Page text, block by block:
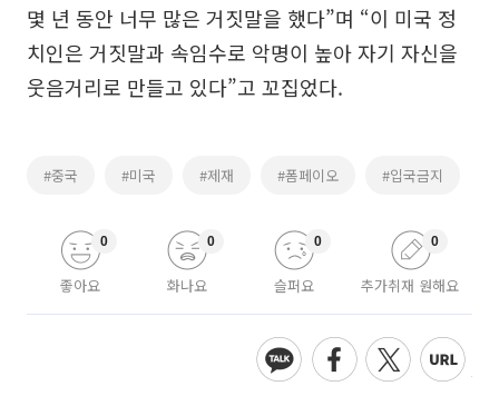
몇 년 동안 너무 많은 거짓말을 했다”며 “이 미국 정
치인은 거짓말과 속임수로 악명이 높아 자기 자신을
웃음거리로 만들고 있다”고 꼬집었다.
#중국 #미국 #제재 #폼페이오 #입국금지
좋아요
0
화나요
0
슬퍼요
0
추가취재 원해요
0